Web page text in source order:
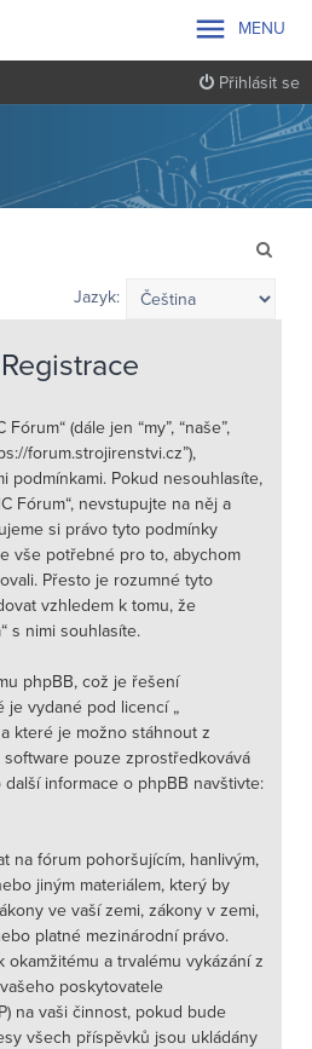
 MENU
Přihlásit se
e
Jazyk:
(dále jen “my”, “naše”,
forum.strojirenstvi.cz”),
podmínkami. Pokud nesouhlasíte,
Fórum“, nevstupujte na něj a
si právo tyto podmínky
vše potřebné pro to, abychom
Přesto je rozumné tyto
vzhledem k tomu, že
s nimi souhlasíte.
phpBB, což je řešení
je vydané pod licencí „
a které je možno stáhnout z
software pouze zprostředkovává
informace o phpBB navštivte:
na fórum pohoršujícím, hanlivým,
jiným materiálem, který by
ve vaší zemi, zákony v zemi,
platné mezinárodní právo.
okamžitému a trvalému vykázání z
poskytovatele
na vaši činnost, pokud bude
všech příspěvků jsou ukládány